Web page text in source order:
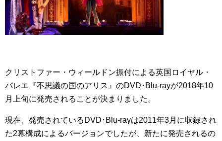
クリストファー・ウィールドン振付による英国ロイヤル・
バレエ『不思議の国のアリス』のDVD･Blu-rayが2018年10
月上旬に発売されることが決まりました。
現在、発売されているDVD･Blu-rayは2011年3月に収録され
た2幕構成によるバージョンでしたが、新たに発売されるの